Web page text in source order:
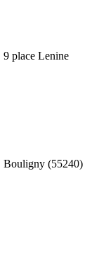
9 place Lenine
Bouligny (55240)